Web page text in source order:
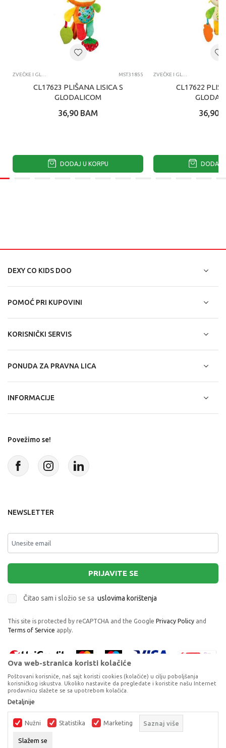
MST31855
CL17623 PLIŠANA LISICA S
GLODALICOM
36,90 BAM
DODAJ U KORPU
CL17622
36,90
DODAJ
CL 17498 IGRAČKA ZAVRTI JEDNOROGA I
ZMAJA
ZVEČKE I GLODALICE
DEXY CO KIDS DOO
POMOĆ PRI KUPOVINI
KORISNIČKI SERVIS
PONUDA ZA PRAVNA LICA
INFORMACIJE
Povežimo se!
NEWSLETTER
PRIJAVITE SE
Čitao sam i složio se sa uslovima korištenja
This site is protected by reCAPTCHA and the Google Privacy Policy and
Terms of Service apply.
Proizvode na sajtu nastojimo da opišemo što je preciznije moguće, ali ne
možemo garantovati da su svi podaci i fotografije, navedeni u okrviru
proizvoda, u potpunosti kompletni i bez grešaka. Svi artikli prikazani na
sajtu su dio naše ponude, ali ne podrazumijeva da su dostupni u svakom
Ova web-stranica koristi kolačiće
Poštovani korisniče, naš sajt koristi cookies (kolačiće) u cilju poboljšanja
korisničkog iskustva. Ukoliko nastavite da pregledate i koristite našu Internet
prodavnicu slažete se sa upotrebom kolačića.
Detaljnije
Nužni Statistika Marketing Saznaj više
Slažem se